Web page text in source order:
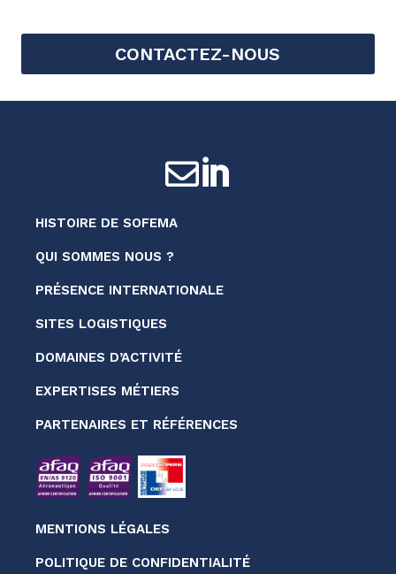
CONTACTEZ-NOUS
MENTIONS LÉGALES
POLITIQUE DE CONFIDENTIALITÉ
HISTOIRE DE SOFEMA
QUI SOMMES NOUS ?
PRÉSENCE INTERNATIONALE
SITES LOGISTIQUES
DOMAINES D’ACTIVITÉ
EXPERTISES MÉTIERS
PARTENAIRES ET RÉFÉRENCES
